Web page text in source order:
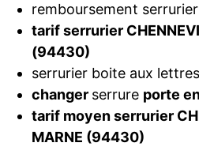
remboursement
tarif serrurier
(94430)
serrurier boite aux
changer serrure porte
tarif moyen serrurier
MARNE (94430)